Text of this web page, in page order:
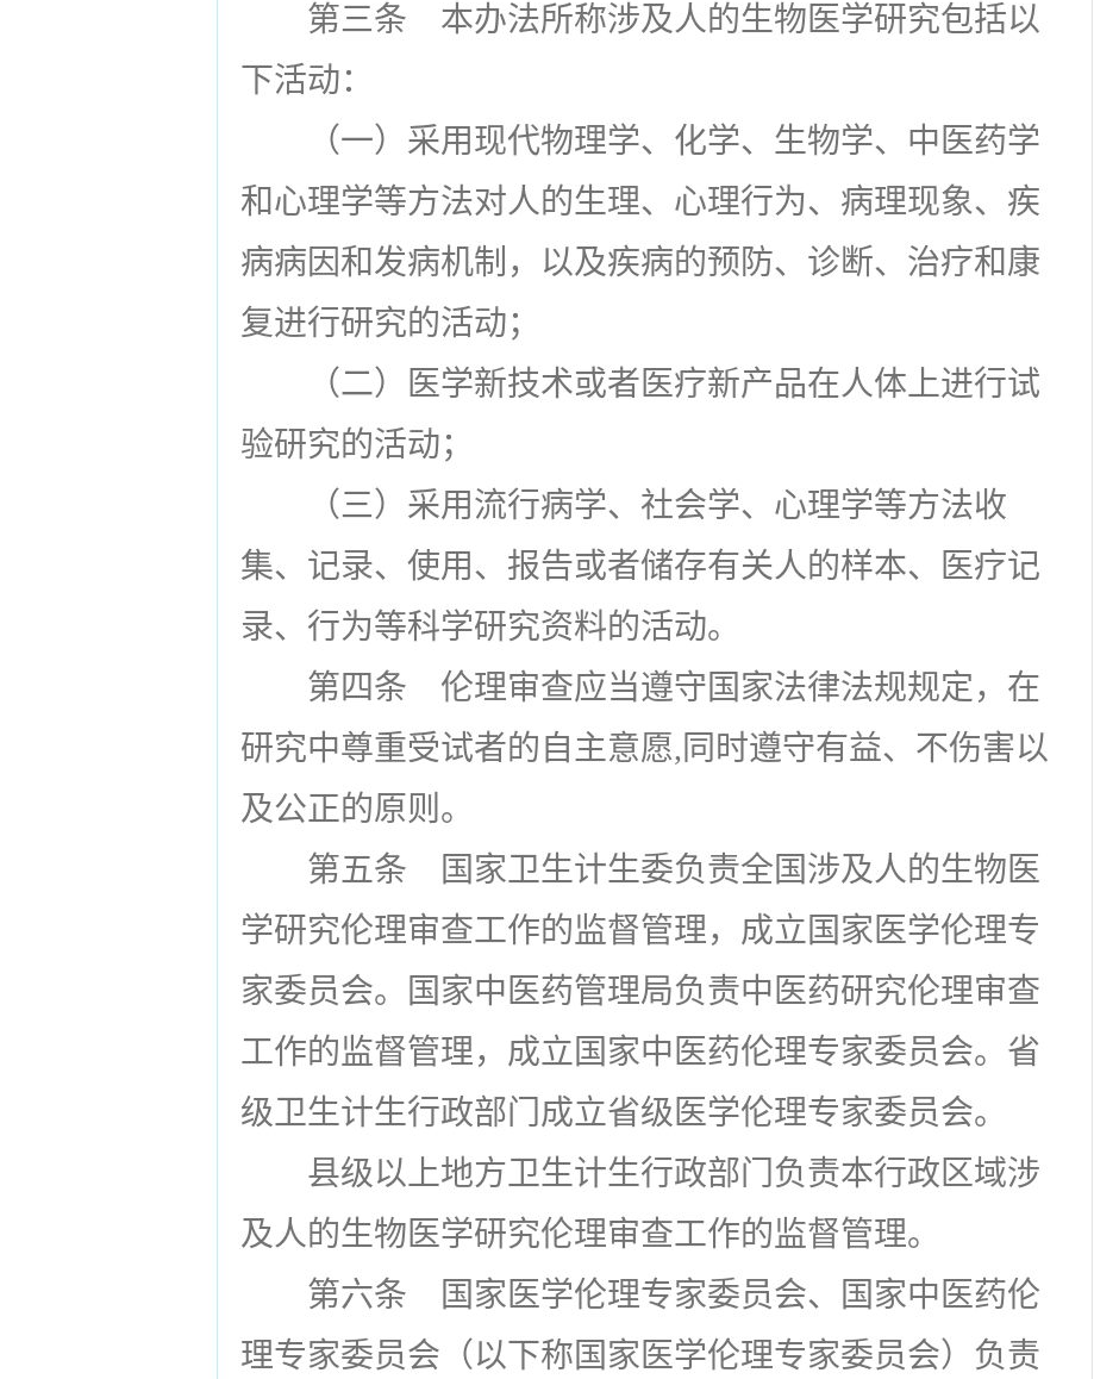
第三条 本办法所称涉及人的生物医学研究包括以
下活动：
（一）采用现代物理学、化学、生物学、中医药学
和心理学等方法对人的生理、心理行为、病理现象、疾
病病因和发病机制，以及疾病的预防、诊断、治疗和康
复进行研究的活动；
（二）医学新技术或者医疗新产品在人体上进行试
验研究的活动；
（三）采用流行病学、社会学、心理学等方法收
集、记录、使用、报告或者储存有关人的样本、医疗记
录、行为等科学研究资料的活动。
第四条 伦理审查应当遵守国家法律法规规定，在
研究中尊重受试者的自主意愿,同时遵守有益、不伤害以
及公正的原则。
第五条 国家卫生计生委负责全国涉及人的生物医
学研究伦理审查工作的监督管理，成立国家医学伦理专
家委员会。国家中医药管理局负责中医药研究伦理审查
工作的监督管理，成立国家中医药伦理专家委员会。省
级卫生计生行政部门成立省级医学伦理专家委员会。
县级以上地方卫生计生行政部门负责本行政区域涉
及人的生物医学研究伦理审查工作的监督管理。
第六条 国家医学伦理专家委员会、国家中医药伦
理专家委员会（以下称国家医学伦理专家委员会）负责